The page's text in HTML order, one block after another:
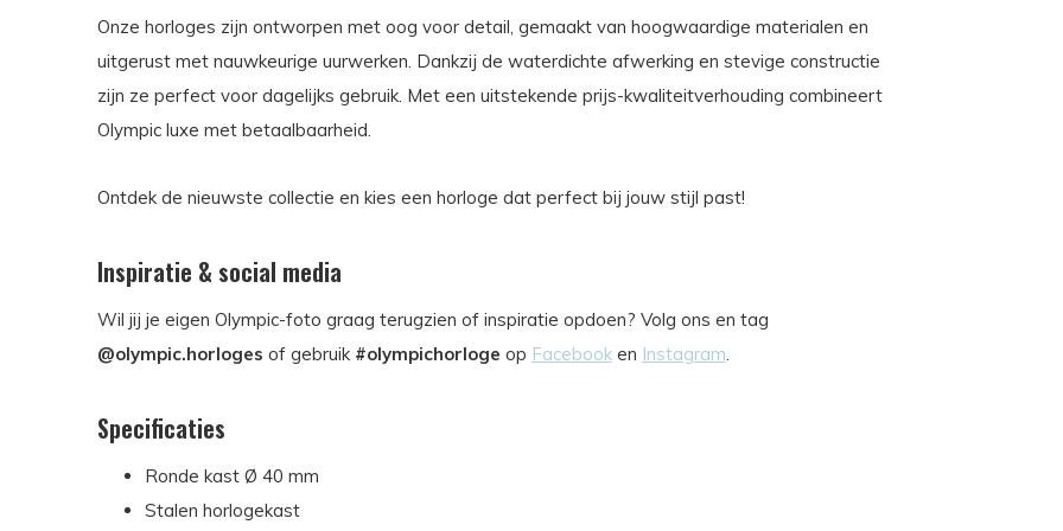
Onze horloges zijn ontworpen met oog voor detail, gemaakt van hoogwaardige materialen en
uitgerust met nauwkeurige uurwerken. Dankzij de waterdichte afwerking en stevige constructie
zijn ze perfect voor dagelijks gebruik. Met een uitstekende prijs-kwaliteitverhouding combineert
Olympic luxe met betaalbaarheid.
Ontdek de nieuwste collectie en kies een horloge dat perfect bij jouw stijl past!
Inspiratie & social media
Wil jij je eigen Olympic-foto graag terugzien of inspiratie opdoen? Volg ons en tag
@olympic.horloges of gebruik #olympichorloge op Facebook en Instagram.
Specificaties
Ronde kast Ø 40 mm
Stalen horlogekast